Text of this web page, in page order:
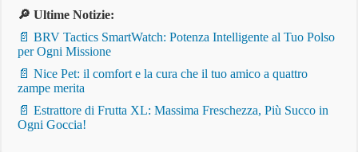
🔎 Ultime Notizie:
📄 BRV Tactics SmartWatch: Potenza Intelligente al Tuo Polso
per Ogni Missione
📄 Nice Pet: il comfort e la cura che il tuo amico a quattro
zampe merita
📄 Estrattore di Frutta XL: Massima Freschezza, Più Succo in
Ogni Goccia!